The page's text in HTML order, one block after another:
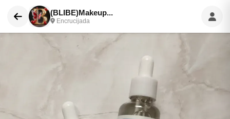
(BLIBE)Makeup...
Encrucijada